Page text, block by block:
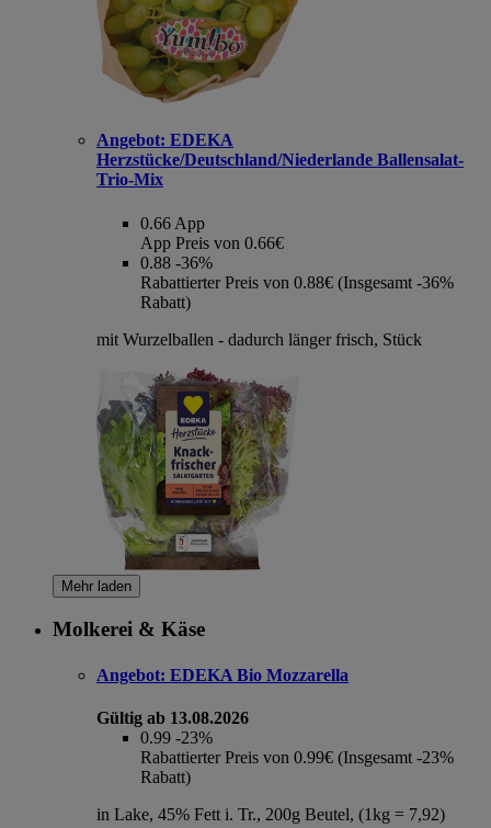
Angebot: EDEKA
Herzstücke/Deutschland/Niederlande Ballensalat-
Trio-Mix
0.66 App
App Preis von 0.66€
0.88 -36%
Rabattierter Preis von 0.88€ (Insgesamt -36%
Rabatt)
mit Wurzelballen - dadurch länger frisch, Stück
Mehr laden
Molkerei & Käse
Angebot: EDEKA Bio Mozzarella
Gültig ab 13.08.2026
0.99 -23%
Rabattierter Preis von 0.99€ (Insgesamt -23%
Rabatt)
in Lake, 45% Fett i. Tr., 200g Beutel, (1kg = 7,92)